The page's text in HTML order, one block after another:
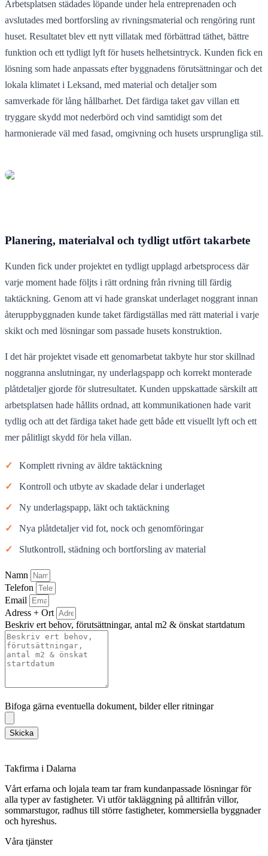
Arbetsplatsen städades löpande under hela entreprenaden och
avslutades med bortforsling av rivningsmaterial och rengöring runt
huset. Resultatet blev ett nytt villatak med förbättrad täthet, bättre
funktion och ett tydligt lyft för husets helhetsintryck. Kunden fick en
lösning som hade anpassats efter byggnadens förutsättningar och det
lokala klimatet i Leksand, med material och detaljer som
samverkade för lång hållbarhet. Det färdiga taket gav villan ett
tryggare skydd mot nederbörd och vind samtidigt som det
harmonierade väl med fasad, omgivning och husets ursprungliga stil.
Planering, materialval och tydligt utfört takarbete
Kunden fick under projektet en tydligt upplagd arbetsprocess där
varje moment hade följts i rätt ordning från rivning till färdig
taktäckning. Genom att vi hade granskat underlaget noggrant innan
återuppbyggnaden kunde taket färdigställas med rätt material i varje
skikt och med lösningar som passade husets konstruktion.
I det här projektet visade ett genomarbetat takbyte hur stor skillnad
noggranna anslutningar, ny underlagspapp och korrekt monterade
plåtdetaljer gjorde för slutresultatet. Kunden uppskattade särskilt att
arbetsplatsen hade hållits ordnad, att kommunikationen hade varit
tydlig och att det färdiga taket hade gett både ett visuellt lyft och ett
mer pålitligt skydd för hela villan.
✓ Komplett rivning av äldre taktäckning
✓ Kontroll och utbyte av skadade delar i underlaget
✓ Ny underlagspapp, läkt och taktäckning
✓ Nya plåtdetaljer vid fot, nock och genomföringar
✓ Slutkontroll, städning och bortforsling av material
Namn
Telefon
Email
Adress + Ort
Beskriv ert behov, förutsättningar, antal m2 & önskat startdatum
Bifoga gärna eventuella dokument, bilder eller ritningar
Skicka
Takfirma i Dalarna
Vårt erfarna och lojala team tar fram kundanpassade lösningar för
alla typer av fastigheter. Vi utför takläggning på alltifrån villor,
sommarstugor, radhus till större fastigheter, kommersiella byggnader
och hyreshus.
Våra tjänster